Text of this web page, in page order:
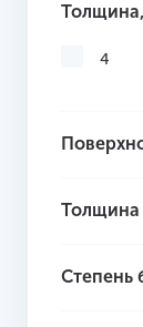
4
Толщина
Степень